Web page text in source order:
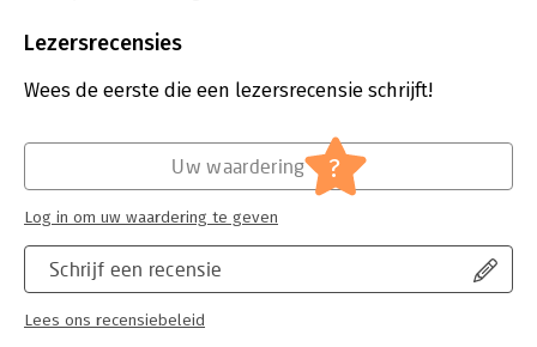
Uitgever:
Verschijningsdatum:
29-6-2020
Mens en maatschappij
Staatsrecht - Parlementairrecht en parl.
gesch. - Kiezers en politieke partijen
Lezersrecensies
Wees de eerste die een lezersrecensie schrijft!
Schrijf een recensie
Lees ons recensiebeleid
Uw waardering ?
Log in om uw waardering te geven